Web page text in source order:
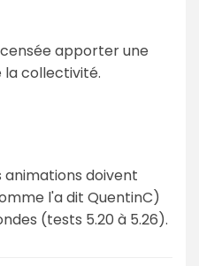
apporter une
la collectivité.
animations doivent
l'a dit QuentinC)
(tests 5.20 à 5.26).